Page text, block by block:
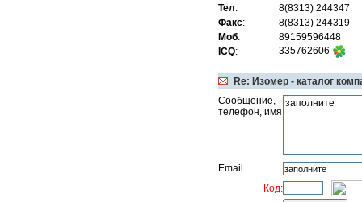
Тел:
8(8313) 244347
Факс:
8(8313) 244319
Моб:
89159596448
ICQ: 335762606
Re: Изомер - каталог
Сообщение,
телефон, имя
Email
Код: